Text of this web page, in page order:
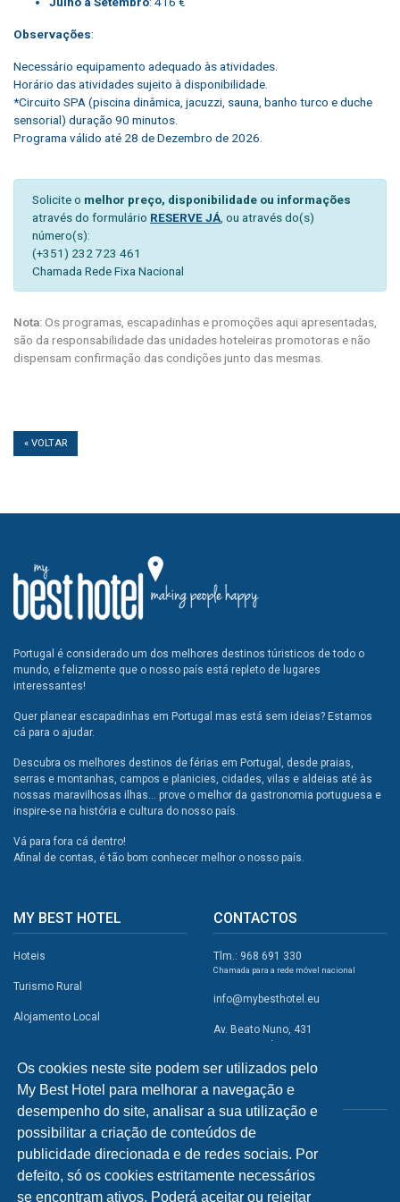
Os cookies neste site podem ser utilizados pelo
My Best Hotel para melhorar a navegação e
desempenho do site, analisar a sua utilização e
possibilitar a criação de conteúdos de
publicidade direcionada e de redes sociais. Por
defeito, só os cookies estritamente necessários
se encontram ativos. Poderá aceitar ou rejeitar
Observações:
Necessário equipamento adequado às atividades.
Horário das atividades sujeito à disponibilidade.
*Circuito SPA (piscina dinâmica, jacuzzi, sauna, banho turco e duche
sensorial) duração 90 minutos.
Programa válido até 28 de Dezembro de 2026.
Solicite o melhor preço, disponibilidade ou informações
através do formulário RESERVE JÁ , ou através do(s)
número(s):
(+351) 232 723 461
Chamada Rede Fixa Nacional
Nota:Os programas, escapadinhas e promoções aqui apresentadas,
são da responsabilidade das unidades hoteleiras promotoras e não
dispensam confirmação das condições junto das mesmas.
« VOLTAR
Portugal é considerado um dos melhores destinos túristicos de todo o
mundo, e felizmente que o nosso país está repleto de lugares
interessantes!
Quer planear escapadinhas em Portugal mas está sem ideias? Estamos
cá para o ajudar.
Descubra os melhores destinos de férias em Portugal, desde praias,
serras e montanhas, campos e planicies, cidades, vilas e aldeias até às
nossas maravilhosas ilhas... prove o melhor da gastronomia portuguesa e
inspire-se na história e cultura do nosso país.
Vá para fora cá dentro!
Afinal de contas, é tão bom conhecer melhor o nosso país.
MY BEST HOTEL
Hoteis
Turismo Rural
Alojamento Local
Campismo
Atividades
Restaurantes
A Visitar
CONTACTOS
Tlm.: 968 691 330
Chamada para a rede móvel nacional
info@mybesthotel.eu
Av. Beato Nuno, 431
2495-401 Fátima
REDES SOCIAIS